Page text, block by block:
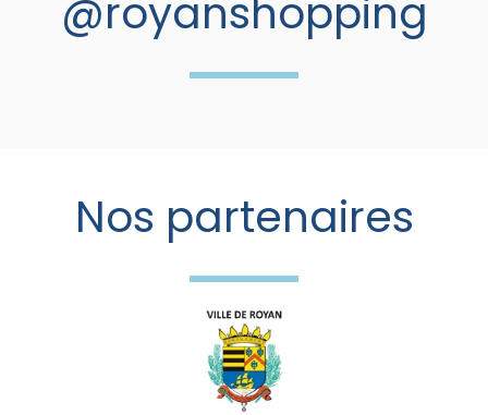
@royanshopping
Nos partenaires